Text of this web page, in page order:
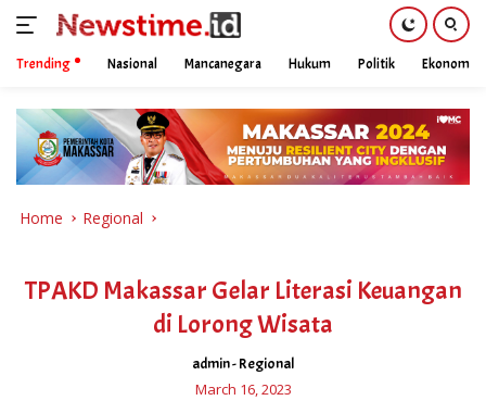
content
Trending Nasional Mancanegara Hukum Politik Ekonomi
Home Regional
TPAKD Makassar Gelar Literasi Keuangan
di Lorong Wisata
admin-Regional
March 16, 2023